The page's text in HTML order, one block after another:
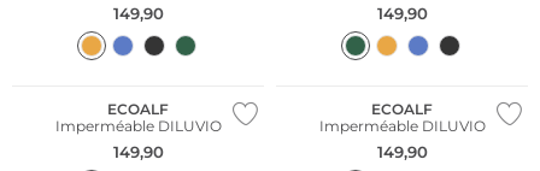
149,90 149,90
NOUVEAU
ECOALF
Imperméable DILUVIO
149,90
NOUVEAU
ECOALF
Imperméable DILUVIO
149,90